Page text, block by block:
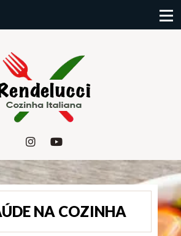
NA COZINHA